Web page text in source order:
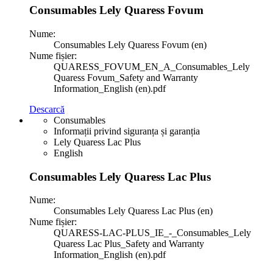
Consumables Lely Quaress Fovum
Nume:
Consumables Lely Quaress Fovum (en)
Nume fișier:
QUARESS_FOVUM_EN_A_Consumables_Lely
Quaress Fovum_Safety and Warranty
Information_English (en).pdf
Descarcă
Consumables
Informații privind siguranța și garanția
Lely Quaress Lac Plus
English
Consumables Lely Quaress Lac Plus
Nume:
Consumables Lely Quaress Lac Plus (en)
Nume fișier:
QUARESS-LAC-PLUS_IE_-_Consumables_Lely
Quaress Lac Plus_Safety and Warranty
Information_English (en).pdf